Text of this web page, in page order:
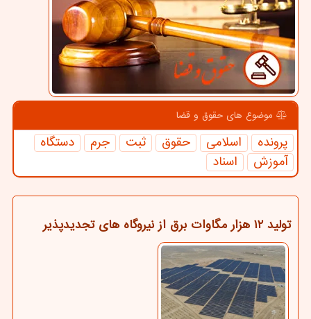
موضوع های حقوق و قضا
پرونده اسلامی حقوق ثبت جرم
دستگاه
آموزش
اسناد
تولید ۱۲ هزار مگاوات برق از نیروگاه های تجدیدپذیر